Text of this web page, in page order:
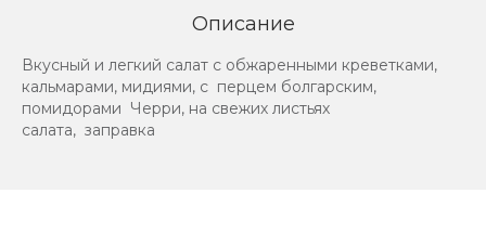
Описание
Вкусный и легкий салат с обжаренными креветками,
кальмарами, мидиями, с перцем болгарским,
помидорами Черри, на свежих листьях
салата, заправка